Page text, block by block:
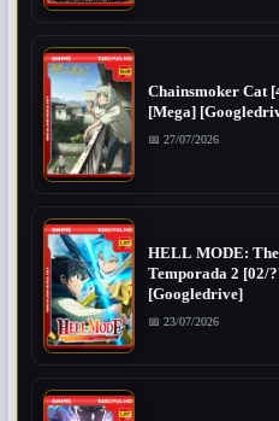
Chainsmoker Cat [4/?] HD [1080P][Sub
[Mega]
📅 27/07/2026
HELL MODE:
Temporada 2 [02/
[Googledrive]
📅 23/07/2026